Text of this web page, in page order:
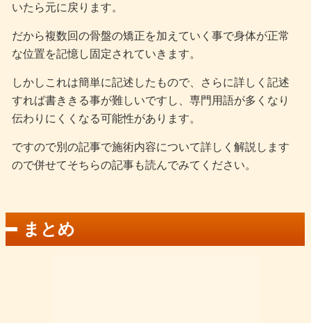
いたら元に戻ります。
だから複数回の骨盤の矯正を加えていく事で身体が正常
な位置を記憶し固定されていきます。
しかしこれは簡単に記述したもので、さらに詳しく記述
すれば書ききる事が難しいですし、専門用語が多くなり
伝わりにくくなる可能性があります。
ですので別の記事で施術内容について詳しく解説します
ので併せてそちらの記事も読んでみてください。
まとめ